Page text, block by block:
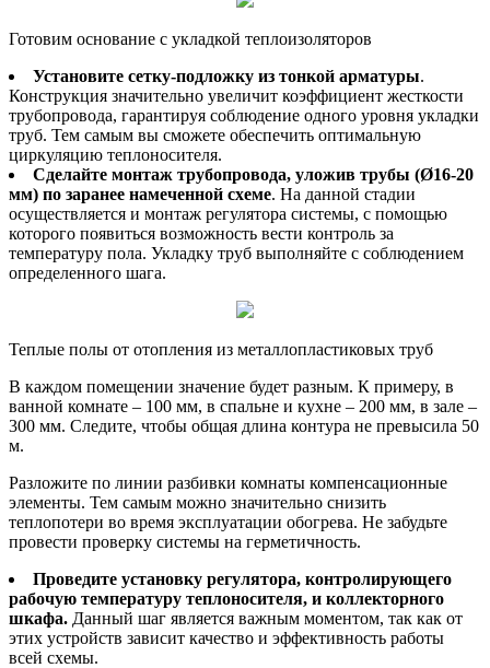
Готовим основание с укладкой теплоизоляторов
Установите сетку-подложку из тонкой арматуры.
Конструкция значительно увеличит коэффициент жесткости
трубопровода, гарантируя соблюдение одного уровня укладки
труб. Тем самым вы сможете обеспечить оптимальную
циркуляцию теплоносителя.
Сделайте монтаж трубопровода, уложив трубы (Ø16-20
мм) по заранее намеченной схеме. На данной стадии
осуществляется и монтаж регулятора системы, с помощью
которого появиться возможность вести контроль за
температуру пола. Укладку труб выполняйте с соблюдением
определенного шага.
Теплые полы от отопления из металлопластиковых труб
В каждом помещении значение будет разным. К примеру, в
ванной комнате – 100 мм, в спальне и кухне – 200 мм, в зале –
300 мм. Следите, чтобы общая длина контура не превысила 50
м.
Разложите по линии разбивки комнаты компенсационные
элементы. Тем самым можно значительно снизить
теплопотери во время эксплуатации обогрева. Не забудьте
провести проверку системы на герметичность.
Проведите установку регулятора, контролирующего
рабочую температуру теплоносителя, и коллекторного
шкафа. Данный шаг является важным моментом, так как от
этих устройств зависит качество и эффективность работы
всей схемы.